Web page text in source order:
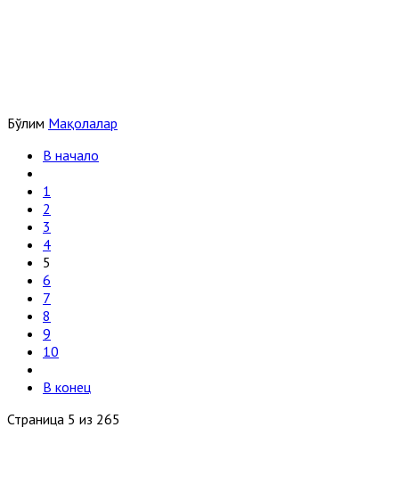
Бўлим Мақолалар
В начало
1
2
3
4
5
6
7
8
9
10
В конец
Страница 5 из 265